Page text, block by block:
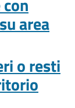
area
o resti